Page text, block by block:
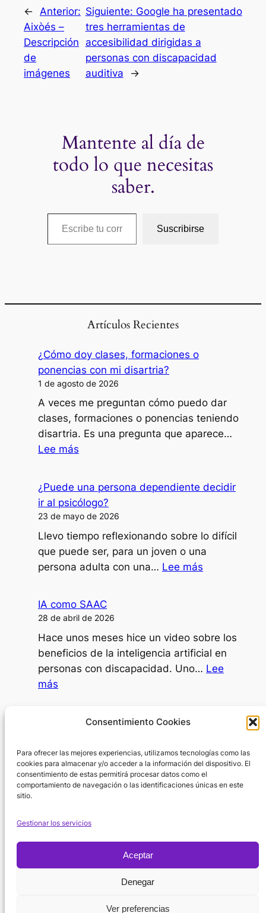
Consentimiento Cookies
Para ofrecer las mejores experiencias, utilizamos tecnologías como las
cookies para almacenar y/o acceder a la información del dispositivo. El
consentimiento de estas permitirá procesar datos como el
comportamiento de navegación o las identificaciones únicas en este
sitio.
Gestionar los servicios
Aceptar
Denegar
Ver preferencias
←
Anterior:
Aixòés –
Descripción
de
imágenes
Siguiente: Google ha presentado
tres herramientas de
accesibilidad dirigidas a
personas con discapacidad
auditiva
→
Mantente al día de
todo lo que necesitas
saber.
Escribe tu correo electrónico…
Suscribirse
Artículos Recientes
¿Cómo doy clases, formaciones o
ponencias con mi disartria?
1 de agosto de 2026
A veces me preguntan cómo puedo dar
clases, formaciones o ponencias teniendo
disartria. Es una pregunta que aparece…
Lee más
clases,
formaciones
ponencias
con
mi
¿Puede una persona dependiente decidir
ir al psicólogo?
23 de mayo de 2026
Llevo tiempo reflexionando sobre lo difícil
que puede ser, para un joven o una
persona adulta con una… Lee más
decidir
ir
al
IA como SAAC
28 de abril de 2026
Hace unos meses hice un video sobre los
beneficios de la inteligencia artificial en
personas con discapacidad. Uno… Lee
más
Día Internacional de la Mujer
En el Día Internacional de la Mujer surge
una pregunta inevitable: ¿por dónde
empezar cuando hablamos de la…Lee
Política de